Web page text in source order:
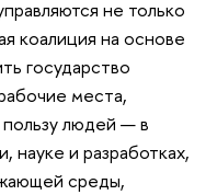
не только
коалиция на основе
государство
места,
людей — в
науке и разработках,
среды,